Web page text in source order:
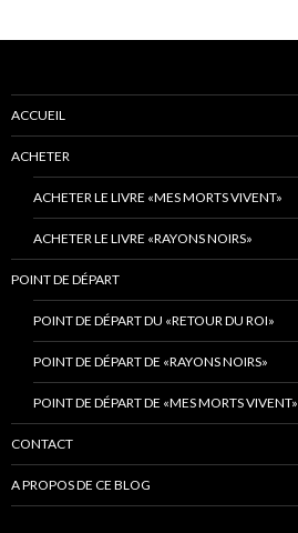
ACCUEIL
ACHETER
ACHETER LE LIVRE «MES MORTS VIVENT»
ACHETER LE LIVRE «RAYONS NOIRS»
POINT DE DÉPART
POINT DE DÉPART DU «RETOUR DU ROI»
POINT DE DÉPART DE «RAYONS NOIRS»
POINT DE DÉPART DE «MES MORTS VIVENT»
CONTACT
A PROPOS DE CE BLOG